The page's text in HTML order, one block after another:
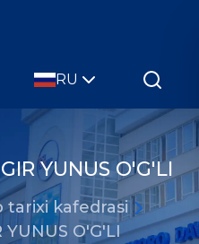
RU
YUNUS O'G'LI
tarixi kafedrasi
YUNUS O'G'LI